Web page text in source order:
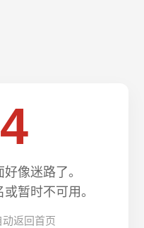
像迷路了。
暂时不可用。
动返回首页